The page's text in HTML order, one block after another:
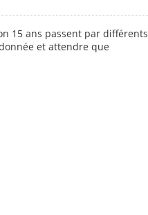
15 ans passent par différents
et attendre que